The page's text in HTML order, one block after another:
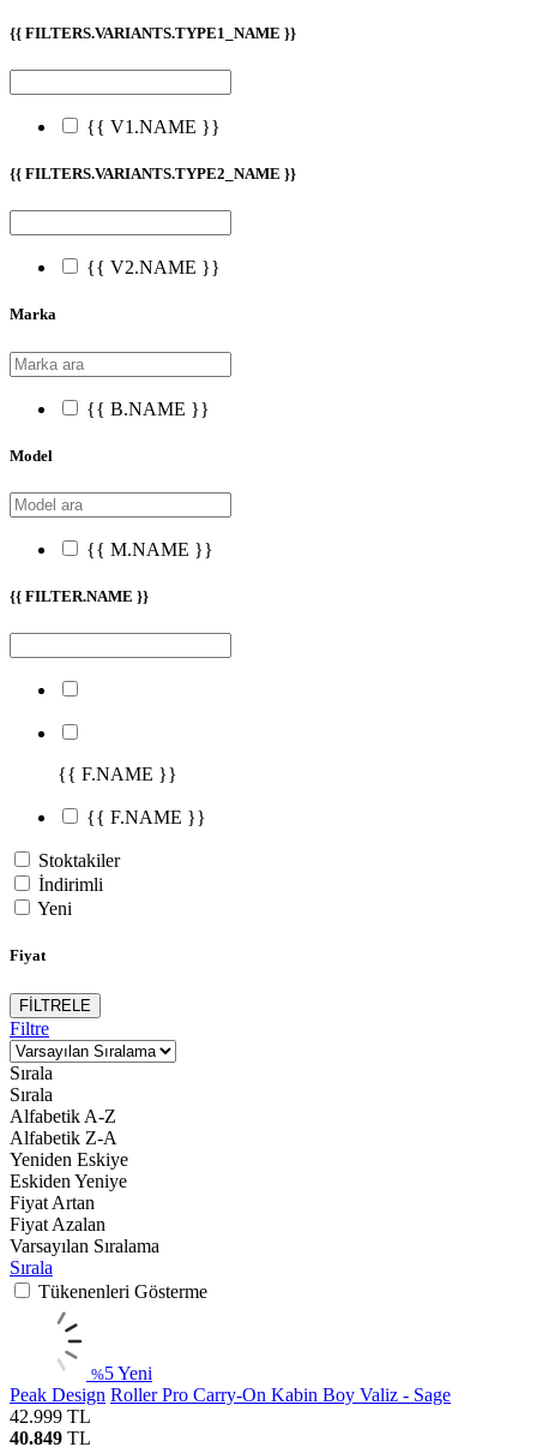
{{ FILTERS.VARIANTS.TYPE1_NAME }}
{{ V1.NAME }}
{{ FILTERS.VARIANTS.TYPE2_NAME }}
{{ V2.NAME }}
Marka
{{ B.NAME }}
Model
{{ M.NAME }}
{{ FILTER.NAME }}
{{ F.NAME }}
{{ F.NAME }}
Stoktakiler
İndirimli
Yeni
Fiyat
FİLTRELE
Filtre
Sırala
Sırala
Alfabetik A-Z
Alfabetik Z-A
Yeniden Eskiye
Eskiden Yeniye
Fiyat Artan
Fiyat Azalan
Varsayılan Sıralama
Sırala
Tükenenleri Gösterme
%5Yeni
Peak Design Roller Pro Carry-On Kabin Boy Valiz - Sage
42.999 TL
40.849 TL